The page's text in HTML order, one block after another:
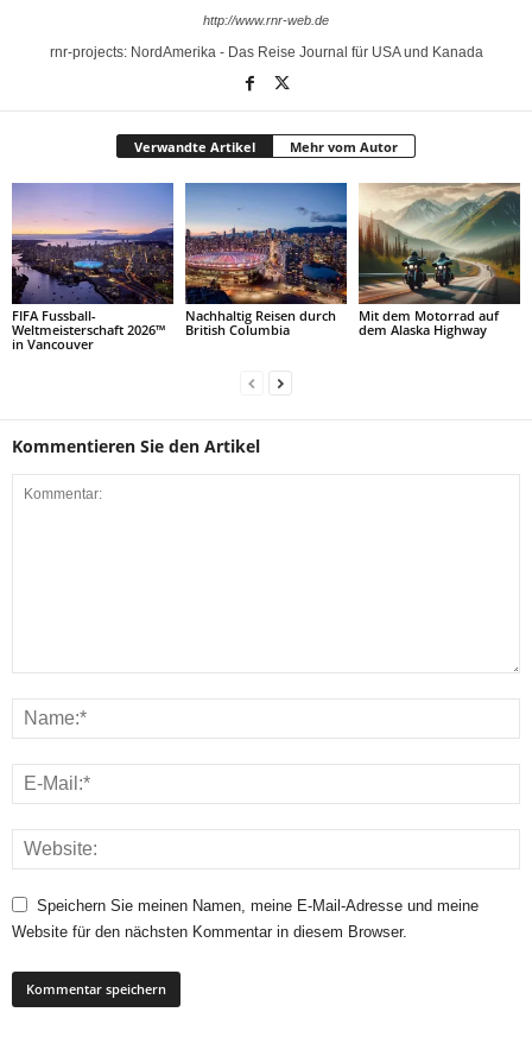
http://www.rnr-web.de
rnr-projects: NordAmerika - Das Reise Journal für USA und Kanada
Verwandte Artikel Mehr vom Autor
FIFA Fussball-
Weltmeisterschaft 2026™
in Vancouver
Nachhaltig Reisen durch
British Columbia
Mit dem Motorrad auf
dem Alaska Highway
Kommentieren Sie den Artikel
Speichern Sie meinen Namen, meine E-Mail-Adresse und meine
Website für den nächsten Kommentar in diesem Browser.